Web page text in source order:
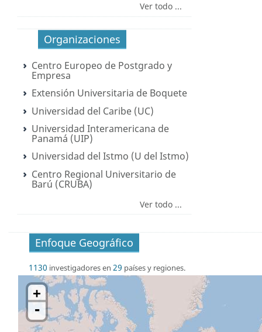
Ver todo ...
Organizaciones
Centro Europeo de Postgrado y
Empresa
Extensión Universitaria de Boquete
Universidad del Caribe (UC)
Universidad Interamericana de
Panamá (UIP)
Universidad del Istmo (U del Istmo)
Centro Regional Universitario de
Barú (CRUBA)
Ver todo ...
Enfoque Geográfico
1130 investigadores en 29 países y regiones.
+
-